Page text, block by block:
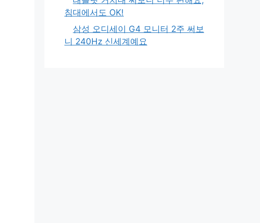
침대에서도 OK!
삼성 오디세이 G4 모니터 2주 써보
니 240Hz 신세계예요